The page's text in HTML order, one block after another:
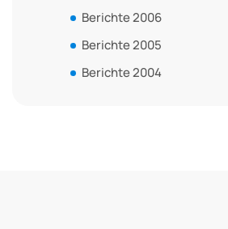
Berichte 2006
Berichte 2005
Berichte 2004